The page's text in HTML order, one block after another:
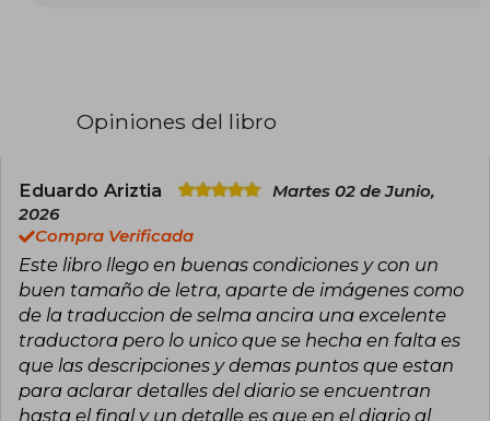
a ser criado por sus tías.
inquietud intelectual y visión crítica hacia la
estudios de educación tradicional,
abandonando los estudios universitarios en
Derecho y Lenguas Orientales en la Universidad
de Kazan tras no encontrar sentido alguno a
ellos.
Sus dos obras más famosas, Guerra y paz y Ana
Karénina, están consideradas como la cúspide
del realismo ruso, junto a obras de Fiódor
Opiniones del libro
Eduardo Ariztia
Martes 02 de Junio,
2026
Compra Verificada
Este libro llego en buenas condiciones y con un
buen tamaño de letra, aparte de imágenes como
de la traduccion de selma ancira una excelente
traductora pero lo unico que se hecha en falta es
que las descripciones y demas puntos que estan
para aclarar detalles del diario se encuentran
hasta el final y un detalle es que en el diario al